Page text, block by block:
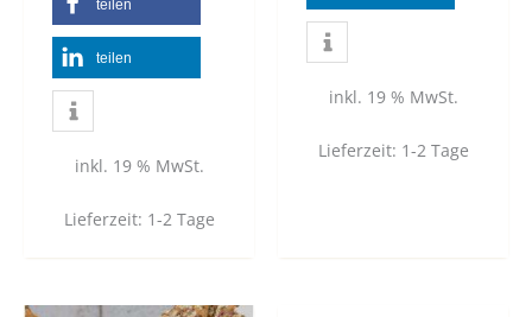
teilen
teilen
inkl. 19 % MwSt.
Lieferzeit: 1-2 Tage
inkl. 19 % MwSt.
Lieferzeit: 1-2 Tage